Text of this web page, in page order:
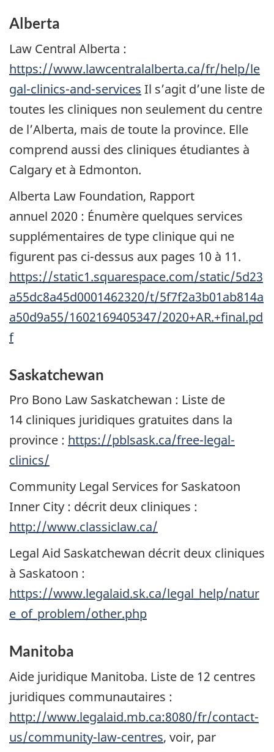
Alberta
Law Central Alberta :
https://www.lawcentralalberta.ca/fr/help/le
gal-clinics-and-services Il s’agit d’une liste de
toutes les cliniques non seulement du centre
de l’Alberta, mais de toute la province. Elle
comprend aussi des cliniques étudiantes à
Calgary et à Edmonton.
Alberta Law Foundation, Rapport
annuel 2020 : Énumère quelques services
supplémentaires de type clinique qui ne
figurent pas ci-dessus aux pages 10 à 11.
https://static1.squarespace.com/static/5d23
a55dc8a45d0001462320/t/5f7f2a3b01ab814a
a50d9a55/1602169405347/2020+AR.+final.pd
f
Saskatchewan
Pro Bono Law Saskatchewan : Liste de
14 cliniques juridiques gratuites dans la
province : https://pblsask.ca/free-legal-
clinics/
Community Legal Services for Saskatoon
Inner City : décrit deux cliniques :
http://www.classiclaw.ca/
Legal Aid Saskatchewan décrit deux cliniques
à Saskatoon :
https://www.legalaid.sk.ca/legal_help/natur
e_of_problem/other.php
Manitoba
Aide juridique Manitoba. Liste de 12 centres
juridiques communautaires :
http://www.legalaid.mb.ca:8080/fr/contact-
us/community-law-centres, voir, par